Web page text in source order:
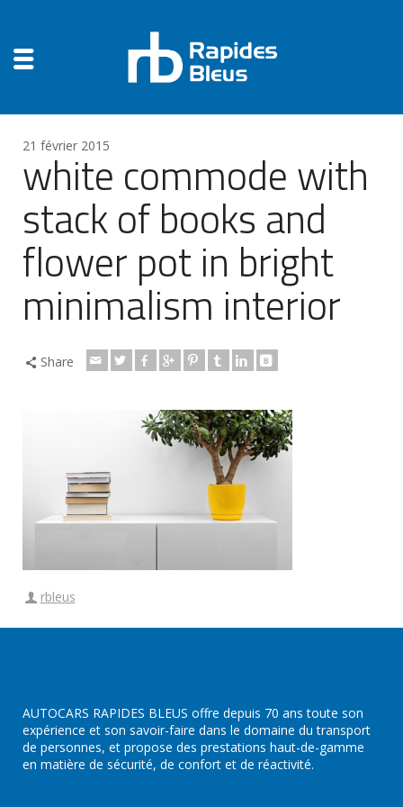
21 février 2015
white commode with
stack of books and
flower pot in bright
minimalism interior
Share
rbleus
AUTOCARS RAPIDES BLEUS offre depuis 70 ans toute son
expérience et son savoir-faire dans le domaine du transport
de personnes, et propose des prestations haut-de-gamme
en matière de sécurité, de confort et de réactivité.